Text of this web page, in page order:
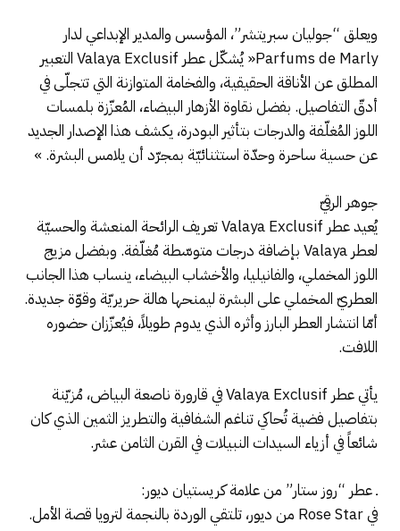
ويعلق “جوليان سبريتشر”، المؤسس والمدير الإبداعي لدار
Parfums de Marly« يُشكّل عطر Valaya Exclusif التعبير
المطلق عن الأناقة الحقيقية، والفخامة المتوازنة التي تتجلّى في
أدقّ التفاصيل. بفضل نقاوة الأزهار البيضاء، المُعزّزة بلمسات
اللوز المُغلّفة والدرجات بتأثير البودرة، يكشف هذا الإصدار الجديد
عن حسية ساحرة وحدّة استثنائيّة بمجرّد أن يلامس البشرة. »
جوهر الرقيّ
يُعيد عطر Valaya Exclusif تعريف الرائحة المنعشة والحسيّة
لعطر Valaya بإضافة درجات متوسّطة مُغلّفة. وبفضل مزيج
اللوز المخملي، والفانيليا، والأخشاب البيضاء، ينساب هذا الجانب
العطريّ المخملي على البشرة ليمنحها هالة حريريّة وقوّة جديدة.
أمّا انتشار العطر البارز وأثره الذي يدوم طويلاً، فيُعزّزان حضوره
اللافت.
يأتي عطر Valaya Exclusif في قارورة ناصعة البياض، مُزيّنة
بتفاصيل فضية تُحاكي تناغم الشفافية والتطريز الثمين الذي كان
شائعاً في أزياء السيدات النبيلات في القرن الثامن عشر.
ـ عطر “روز ستار” من علامة كريستيان ديور:
في Rose Star من ديور، تلتقي الوردة بالنجمة لترويا قصة الأمل.